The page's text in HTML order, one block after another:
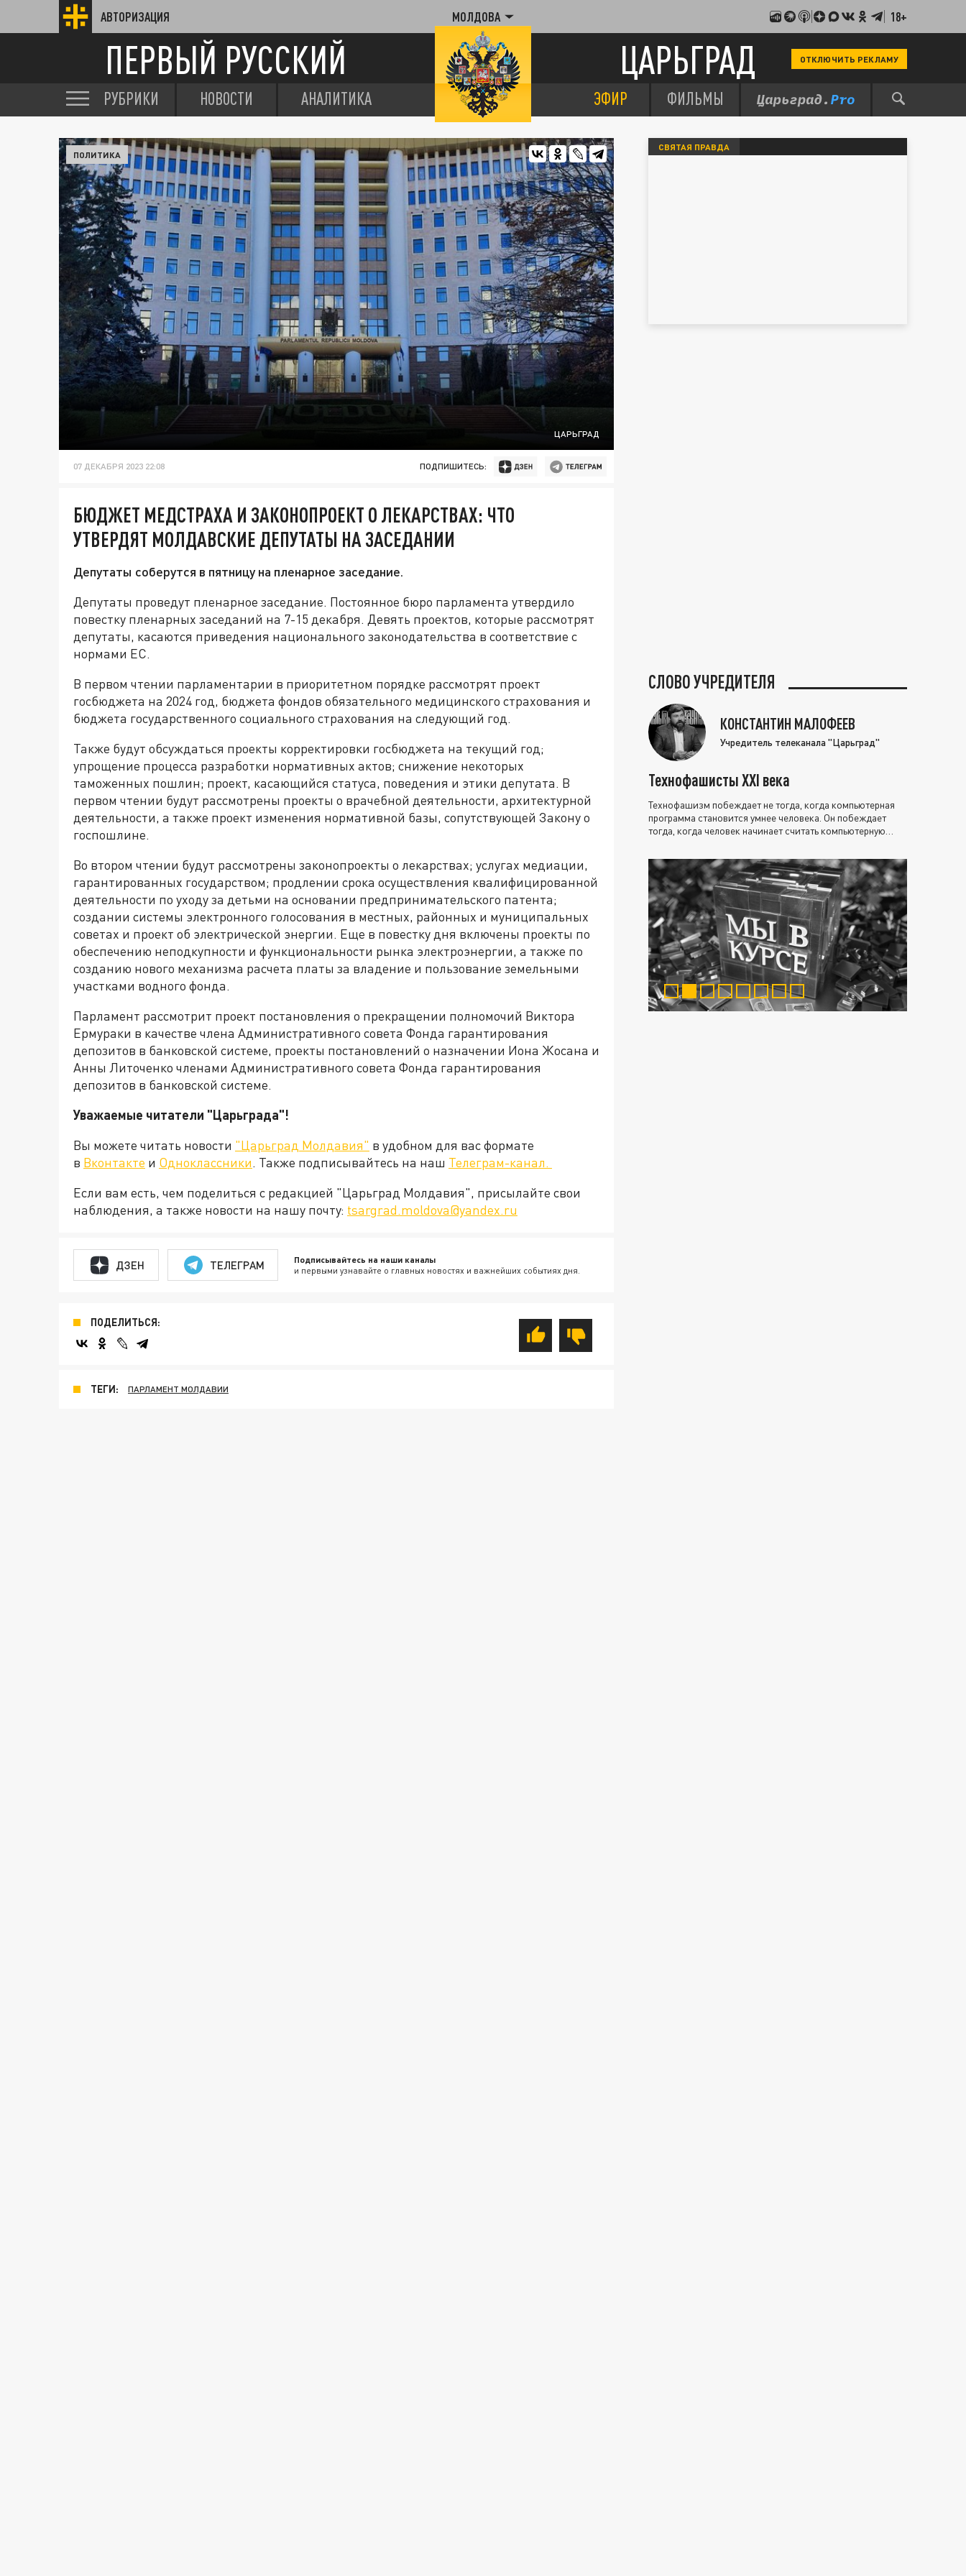
АВТОРИЗАЦИЯ МОЛДОВА 18+
ПЕРВЫЙ РУССКИЙ ЦАРЬГРАД ОТКЛЮЧИТЬ РЕКЛАМУ
РУБРИКИ НОВОСТИ АНАЛИТИКА ЭФИР ФИЛЬМЫ
ЦАРЬГРАД
ПОЛИТИКА
07 ДЕКАБРЯ 2023 22:08 ПОДПИШИТЕСЬ:
БЮДЖЕТ МЕДСТРАХА И ЗАКОНОПРОЕКТ О ЛЕКАРСТВАХ: ЧТО
УТВЕРДЯТ МОЛДАВСКИЕ ДЕПУТАТЫ НА ЗАСЕДАНИИ
Депутаты соберутся в пятницу на пленарное заседание.
Депутаты проведут пленарное заседание. Постоянное бюро парламента утвердило
повестку пленарных заседаний на 7-15 декабря. Девять проектов, которые рассмотрят
депутаты, касаются приведения национального законодательства в соответствие с
нормами ЕС.
В первом чтении парламентарии в приоритетном порядке рассмотрят проект
госбюджета на 2024 год, бюджета фондов обязательного медицинского страхования и
бюджета государственного социального страхования на следующий год.
Также будут обсуждаться проекты корректировки госбюджета на текущий год;
упрощение процесса разработки нормативных актов; снижение некоторых
таможенных пошлин; проект, касающийся статуса, поведения и этики депутата. В
первом чтении будут рассмотрены проекты о врачебной деятельности, архитектурной
деятельности, а также проект изменения нормативной базы, сопутствующей Закону о
госпошлине.
Во втором чтении будут рассмотрены законопроекты о лекарствах; услугах медиации,
гарантированных государством; продлении срока осуществления квалифицированной
деятельности по уходу за детьми на основании предпринимательского патента;
создании системы электронного голосования в местных, районных и муниципальных
советах и ​​проект об электрической энергии. Еще в повестку дня включены проекты по
обеспечению неподкупности и функциональности рынка электроэнергии, а также по
созданию нового механизма расчета платы за владение и пользование земельными
участками водного фонда.
Парламент рассмотрит проект постановления о прекращении полномочий Виктора
Ермураки в качестве члена Административного совета Фонда гарантирования
депозитов в банковской системе, проекты постановлений о назначении Иона Жосана и
Анны Литоченко членами Административного совета Фонда гарантирования
депозитов в банковской системе.
Уважаемые читатели "Царьграда"!
Вы можете читать новости "Царьград Молдавия" в удобном для вас формате
в Вконтакте и Одноклассники. Также подписывайтесь на наш Телеграм-канал.
Если вам есть, чем поделиться с редакцией "Царьград Молдавия", присылайте свои
наблюдения, а также новости на нашу почту: tsargrad.moldova@yandex.ru
ДЗЕН ТЕЛЕГРАМ Подписывайтесь на наши каналы
и первыми узнавайте о главных новостях и важнейших событиях дня.
ПОДЕЛИТЬСЯ:
ТЕГИ: ПАРЛАМЕНТ МОЛДАВИИ
СВЯТАЯ ПРАВДА
СЛОВО УЧРЕДИТЕЛЯ
КОНСТАНТИН МАЛОФЕЕВ
Учредитель телеканала "Царьград"
Технофашисты XXI века
Технофашизм побеждает не тогда, когда компьютерная
программа становится умнее человека. Он побеждает
тогда, когда человек начинает считать компьютерную